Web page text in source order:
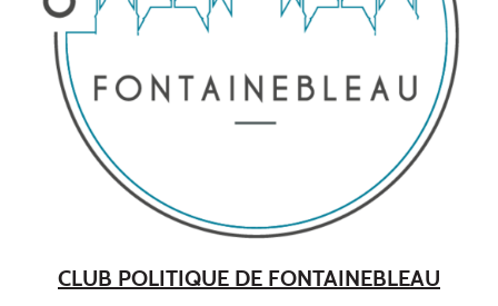
CLUB POLITIQUE DE FONTAINEBLEAU